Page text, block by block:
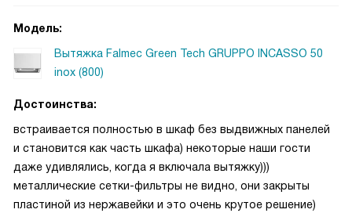
Модель:
Вытяжка Falmec Green Tech GRUPPO INCASSO 50
inox (800)
Достоинства:
встраивается полностью в шкаф без выдвижных панелей
и становится как часть шкафа) некоторые наши гости
даже удивлялись, когда я включала вытяжку)))
металлические сетки-фильтры не видно, они закрыты
пластиной из нержавейки и это очень крутое решение)